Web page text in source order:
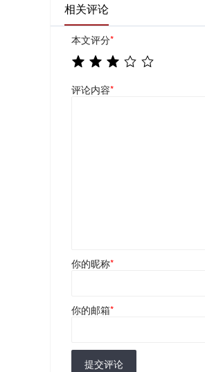
相关评论
本文评分*
评论内容*
你的昵称*
你的邮箱*
提交评论